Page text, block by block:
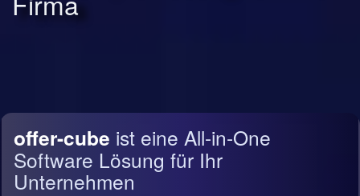
offer-cube ist eine All-in-One
Software Lösung für Ihr
Unternehmen